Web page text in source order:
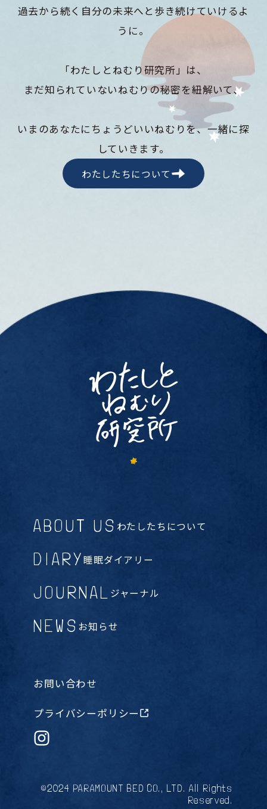
過去から続く自分の未来へと歩き続けていけるよ
うに。
「わたしとねむり研究所」は、
まだ知られていないねむりの秘密を紐解いて、
いまのあなたにちょうどいいねむりを、一緒に探
していきます。
わたしたちについて
ABOUT US わたしたちについて
DIARY睡眠ダイアリー
JOURNAL ジャーナル
NEWS お知らせ
お問い合わせ
プライバシーポリシー
©2024 PARAMOUNT BED CO., LTD. All Rights
Reserved.